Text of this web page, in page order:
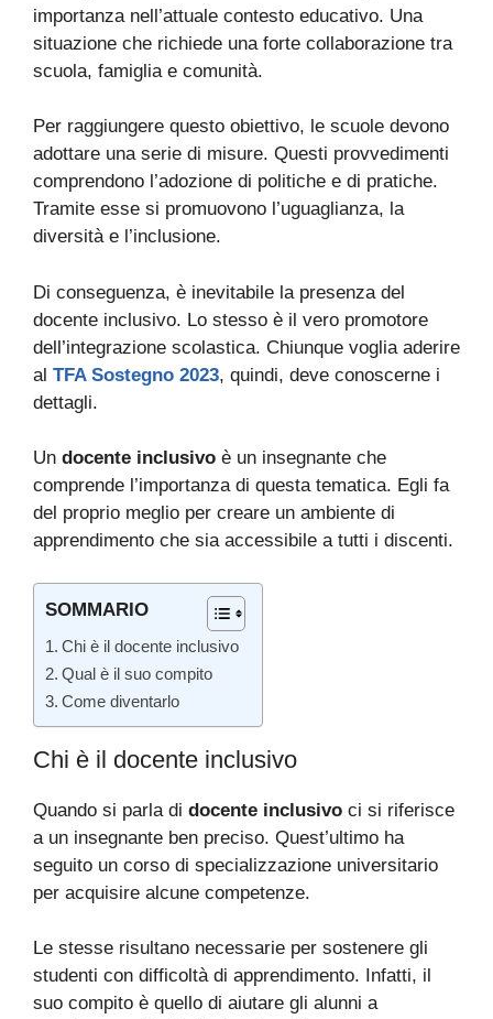
importanza nell’attuale contesto educativo. Una
situazione che richiede una forte collaborazione tra
scuola, famiglia e comunità.
Per raggiungere questo obiettivo, le scuole devono
adottare una serie di misure. Questi provvedimenti
comprendono l’adozione di politiche e di pratiche.
Tramite esse si promuovono l’uguaglianza, la
diversità e l’inclusione.
Di conseguenza, è inevitabile la presenza del
docente inclusivo. Lo stesso è il vero promotore
dell’integrazione scolastica. Chiunque voglia aderire
al TFA Sostegno 2023, quindi, deve conoscerne i
dettagli.
Un docente inclusivo è un insegnante che
comprende l’importanza di questa tematica. Egli fa
del proprio meglio per creare un ambiente di
apprendimento che sia accessibile a tutti i discenti.
SOMMARIO
Chi è il docente inclusivo
Qual è il suo compito
Come diventarlo
Chi è il docente inclusivo
Quando si parla di docente inclusivo ci si riferisce
a un insegnante ben preciso. Quest’ultimo ha
seguito un corso di specializzazione universitario
per acquisire alcune competenze.
Le stesse risultano necessarie per sostenere gli
studenti con difficoltà di apprendimento. Infatti, il
suo compito è quello di aiutare gli alunni a